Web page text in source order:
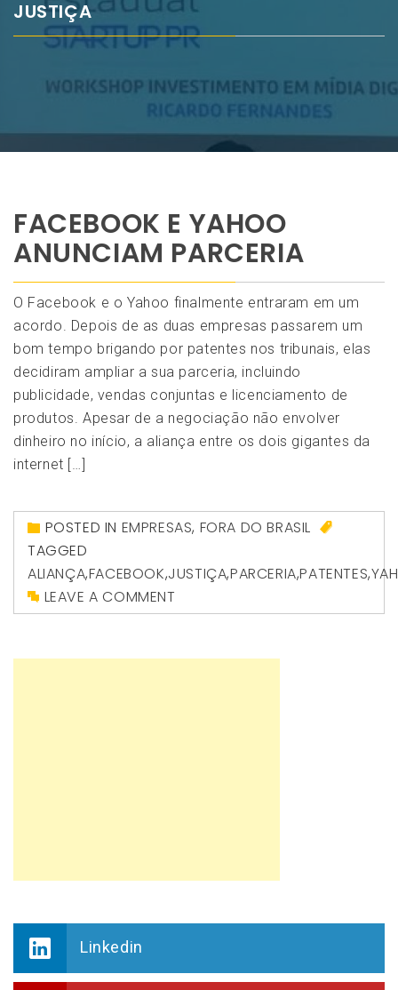
JUSTIÇA
FACEBOOK E YAHOO
ANUNCIAM PARCERIA
O Facebook e o Yahoo finalmente entraram em um
acordo. Depois de as duas empresas passarem um
bom tempo brigando por patentes nos tribunais, elas
decidiram ampliar a sua parceria, incluindo
publicidade, vendas conjuntas e licenciamento de
produtos. Apesar de a negociação não envolver
dinheiro no início, a aliança entre os dois gigantes da
internet […]
POSTED IN EMPRESAS, FORA DO BRASIL
TAGGED
ALIANÇA,FACEBOOK,JUSTIÇA,PARCERIA,PATENTES,
LEAVE A COMMENT
Linkedin